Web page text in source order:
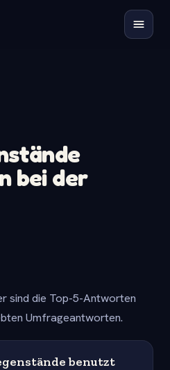
bei der
sind die Top-5-Antworten
Umfrageantworten.
benutzt